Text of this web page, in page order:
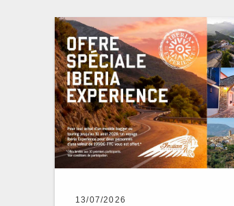
13/07/2026